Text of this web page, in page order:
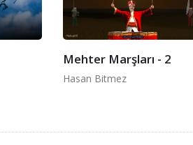
Mehter Marşları - 2
Hasan Bitmez